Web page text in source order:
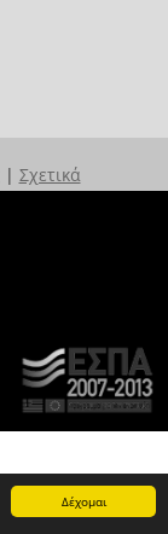
Δέχομαι
| Σχετικά